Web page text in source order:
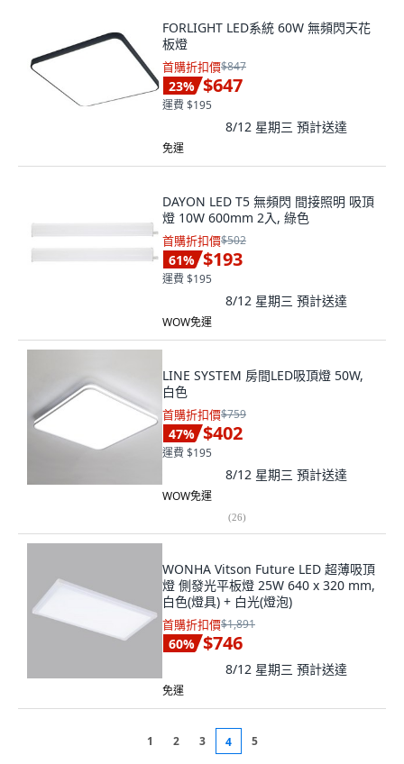
FORLIGHT LED系統 60W 無頻閃天花
板燈
首購折扣價$847
23% $647
運費 $195
8/12 星期三 預計送達
免運
DAYON LED T5 無頻閃 間接照明 吸頂
燈 10W 600mm 2入, 綠色
首購折扣價$502
61% $193
運費 $195
8/12 星期三 預計送達
WOW免運
LINE SYSTEM 房間LED吸頂燈 50W,
白色
首購折扣價$759
47% $402
運費 $195
8/12 星期三 預計送達
WOW免運
(26)
WONHA Vitson Future LED 超薄吸頂
燈 側發光平板燈 25W 640 x 320 mm,
白色(燈具) + 白光(燈泡)
首購折扣價$1,891
60% $746
8/12 星期三 預計送達
免運
1 2 3 4 5